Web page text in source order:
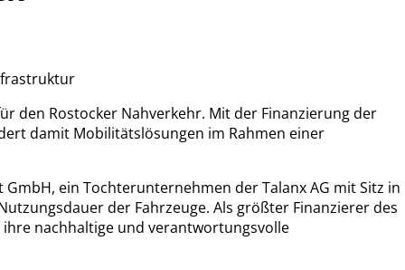
den Rostocker Nahverkehr. Mit der Finanzierung der
damit Mobilitätslösungen im Rahmen einer
ein Tochterunternehmen der Talanx AG mit Sitz in
der Fahrzeuge. Als größter Finanzierer des
nachhaltige und verantwortungsvolle